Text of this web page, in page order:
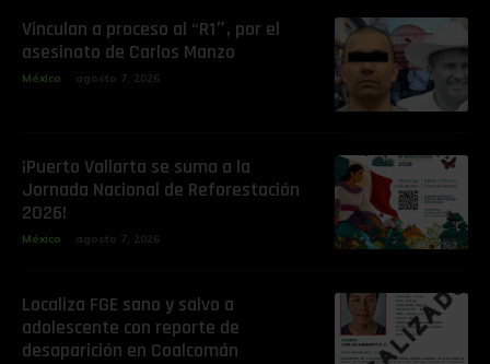
Vinculan a proceso al “R1″, por el
asesinato de Carlos Manzo
México agosto 7, 2026
¡Puerto Vallarta se suma a la
Jornada Nacional de Reforestación
2026!
México agosto 7, 2026
Localiza FGE sano y salvo a
adolescente con reporte de
desaparición en Coalcomán